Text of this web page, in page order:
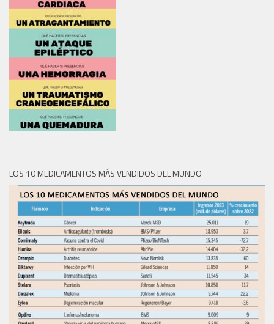
LOS 10 MEDICAMENTOS MÁS VENDIDOS DEL MUNDO